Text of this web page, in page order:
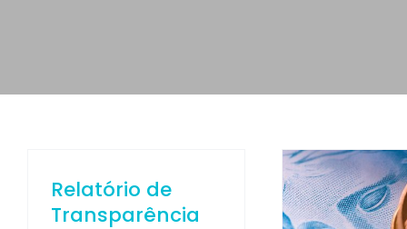
ESPAÑOL
Relatório de
Transparência